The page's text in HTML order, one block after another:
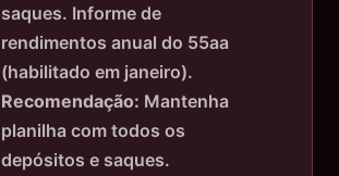
saques. Informe de
rendimentos anual do 55aa
(habilitado em janeiro).
Recomendação: Mantenha
planilha com todos os
depósitos e saques.